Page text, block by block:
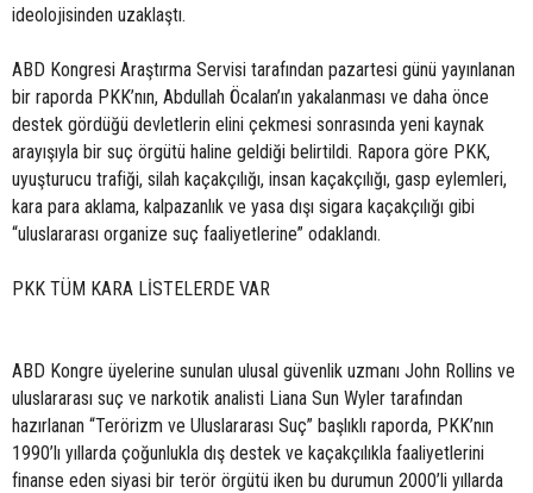
ideolojisinden uzaklaştı.
ABD Kongresi Araştırma Servisi tarafından pazartesi günü yayınlanan
bir raporda PKK’nın, Abdullah Öcalan’ın yakalanması ve daha önce
destek gördüğü devletlerin elini çekmesi sonrasında yeni kaynak
arayışıyla bir suç örgütü haline geldiği belirtildi. Rapora göre PKK,
uyuşturucu trafiği, silah kaçakçılığı, insan kaçakçılığı, gasp eylemleri,
kara para aklama, kalpazanlık ve yasa dışı sigara kaçakçılığı gibi
“uluslararası organize suç faaliyetlerine” odaklandı.
PKK TÜM KARA LİSTELERDE VAR
ABD Kongre üyelerine sunulan ulusal güvenlik uzmanı John Rollins ve
uluslararası suç ve narkotik analisti Liana Sun Wyler tarafından
hazırlanan “Terörizm ve Uluslararası Suç” başlıklı raporda, PKK’nın
1990’lı yıllarda çoğunlukla dış destek ve kaçakçılıkla faaliyetlerini
finanse eden siyasi bir terör örgütü iken bu durumun 2000’li yıllarda